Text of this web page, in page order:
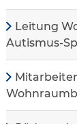
Leitung
Autismus-